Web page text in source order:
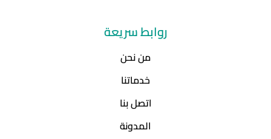
روابط سريعة
من نحن
خدماتنا
اتصل بنا
المدونة